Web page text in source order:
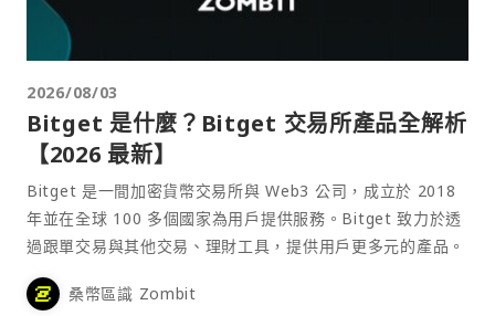
2026/08/03
Bitget 是什麼？Bitget 交易所產品全解析
【2026 最新】
Bitget 是一間加密貨幣交易所與 Web3 公司，成立於 2018
年並在全球 100 多個國家為用戶提供服務。Bitget 致力於透
過跟單交易與其他交易、理財工具，提供用戶更多元的產品。
桑幣區識 Zombit